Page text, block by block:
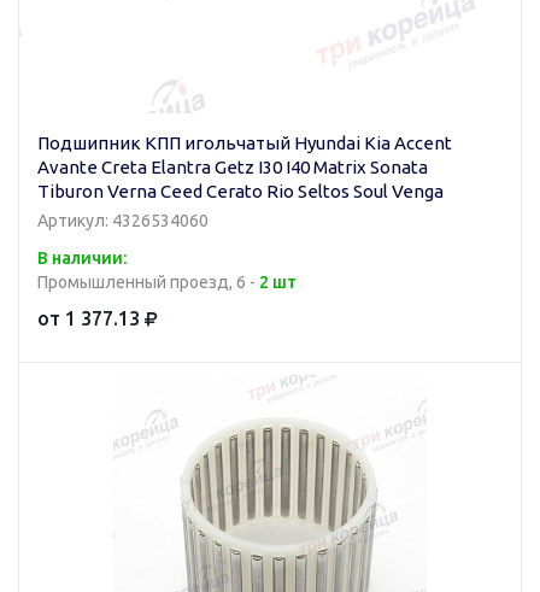
Подшипник КПП игольчатый Hyundai Kia Accent
Avante Creta Elantra Getz I30 I40 Matrix Sonata
Tiburon Verna Ceed Cerato Rio Seltos Soul Venga
Артикул: 4326534060
В наличии:
Промышленный проезд, 6 - 2 шт
от 1 377.13